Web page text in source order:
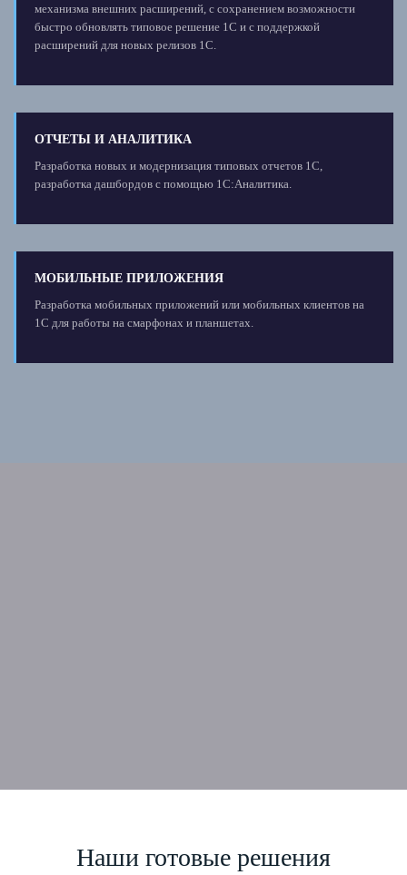
механизма внешних расширений, с сохранением возможности
быстро обновлять типовое решение 1С и с поддержкой
расширений для новых релизов 1С.
ОТЧЕТЫ И АНАЛИТИКА
Разработка новых и модернизация типовых отчетов 1С,
разработка дашбордов с помощью 1С:Аналитика.
МОБИЛЬНЫЕ ПРИЛОЖЕНИЯ
Разработка мобильных приложений или мобильных клиентов на
1С для работы на смарфонах и планшетах.
Наши готовые решения